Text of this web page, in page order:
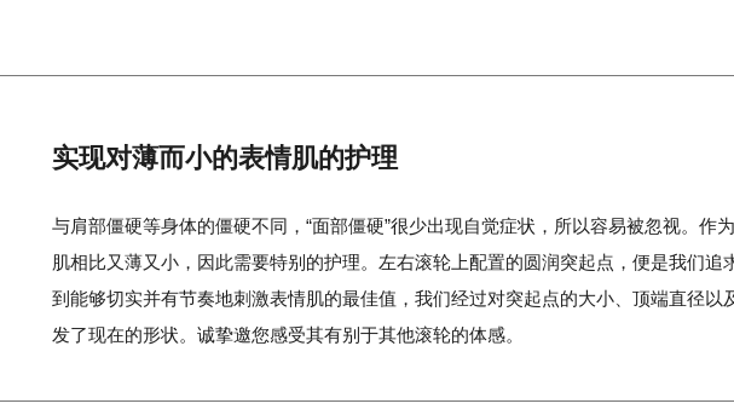
实现对薄而小的表情肌的护理
与肩部僵硬等身体的僵硬不同，“面部僵硬”很少出现自觉症状，所以容易被忽视。作
肌相比又薄又小，因此需要特别的护理。左右滚轮上配置的圆润突起点，便是我们追
到能够切实并有节奏地刺激表情肌的最佳值，我们经过对突起点的大小、顶端直径以
发了现在的形状。诚挚邀您感受其有别于其他滚轮的体感。